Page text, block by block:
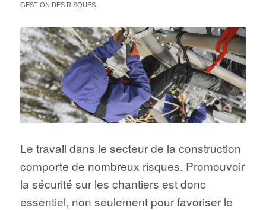
GESTION DES RISQUES
Le travail dans le secteur de la construction
comporte de nombreux risques. Promouvoir
la sécurité sur les chantiers est donc
essentiel, non seulement pour favoriser le